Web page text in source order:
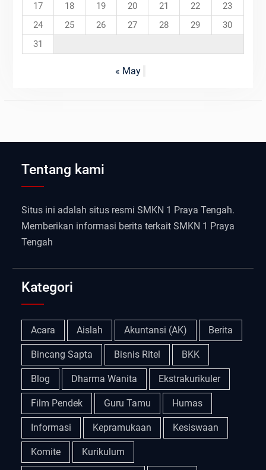
17
18 19 20 21 22
23
24
25 26 27 28 29
30
31
« May
Tentang kami
Situs ini adalah situs resmi SMKN 1 Praya Tengah.
Memberikan informasi berita terkait SMKN 1 Praya
Tengah
Kategori
Acara Aislah Akuntansi (AK) Berita
Bincang Sapta Bisnis Ritel BKK
Blog Dharma Wanita Ekstrakurikuler
Film Pendek Guru Tamu Humas
Informasi Kepramukaan Kesiswaan
Komite Kurikulum